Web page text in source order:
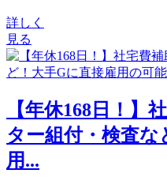
詳しく
見る
【年休168日！】
ター組付・検査
用...